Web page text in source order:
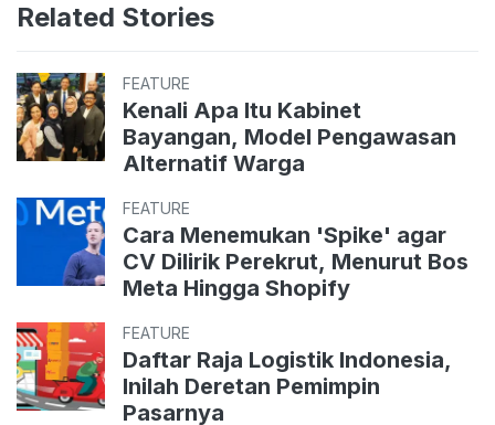
Related Stories
FEATURE
Kenali Apa Itu Kabinet
Bayangan, Model Pengawasan
Alternatif Warga
FEATURE
Cara Menemukan 'Spike' agar
CV Dilirik Perekrut, Menurut Bos
Meta Hingga Shopify
FEATURE
Daftar Raja Logistik Indonesia,
Inilah Deretan Pemimpin
Pasarnya